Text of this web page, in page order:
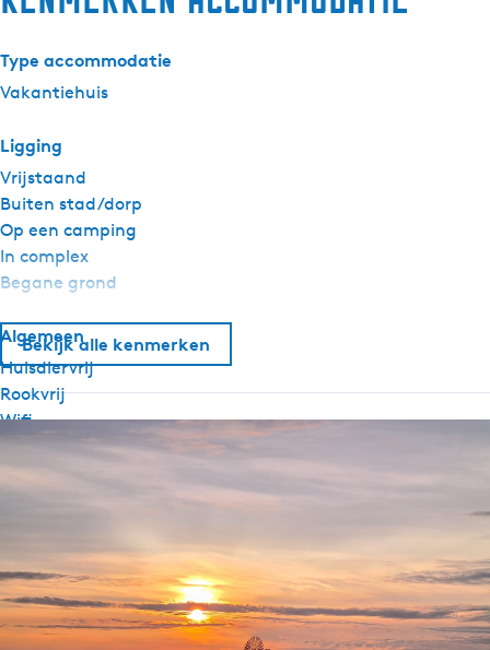
Type accommodatie
Vakantiehuis
Ligging
Vrijstaand
Buiten stad/dorp
Op een camping
In complex
Begane grond
Algemeen
Huisdiervrij
Rookvrij
Wifi
Dekbedden
Toilet in badkamer
Duurzaam
Energieneutraal
Bekijk alle kenmerken